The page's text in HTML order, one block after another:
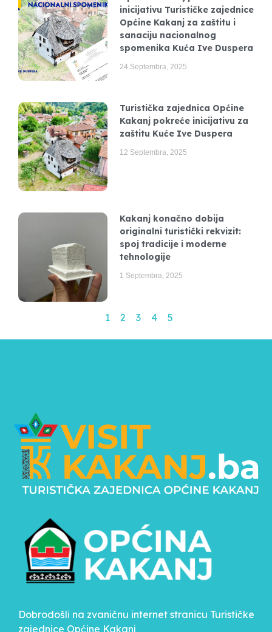
inicijativu Turističke zajednice
Općine Kakanj za zaštitu i
sanaciju nacionalnog
spomenika Kuća Ive Duspera
24 Septembra, 2025
Turistička zajednica Općine
Kakanj pokreće inicijativu za
zaštitu Kuće Ive Duspera
12 Septembra, 2025
Kakanj konačno dobija
originalni turistički rekvizit:
spoj tradicije i moderne
tehnologije
1 Septembra, 2025
1 2 3 4 5
Dobrodošli na zvaničnu internet stranicu Turističke
zajednice Općine Kakanj